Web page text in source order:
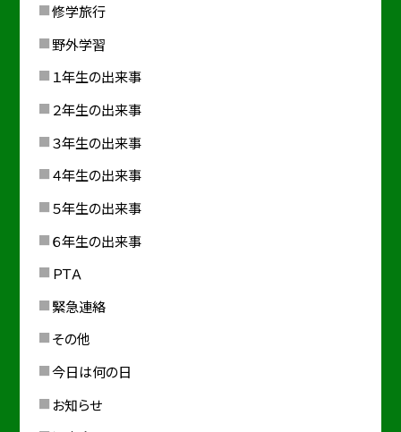
修学旅行
野外学習
１年生の出来事
２年生の出来事
３年生の出来事
４年生の出来事
５年生の出来事
６年生の出来事
ＰＴＡ
緊急連絡
その他
今日は何の日
お知らせ